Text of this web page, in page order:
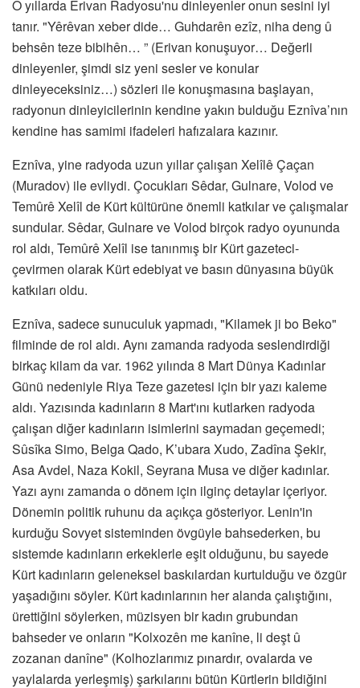
O yıllarda Erivan Radyosu'nu dinleyenler onun sesini iyi
tanır. "Yêrêvan xeber dide… Guhdarên ezîz, niha deng û
behsên teze bibihên… ” (Erivan konuşuyor… Değerli
dinleyenler, şimdi siz yeni sesler ve konular
dinleyeceksiniz…) sözleri ile konuşmasına başlayan,
radyonun dinleyicilerinin kendine yakın bulduğu Eznîva’nın
kendine has samimi ifadeleri hafızalara kazınır.
Eznîva, yine radyoda uzun yıllar çalışan Xelîlê Çaçan
(Muradov) ile evliydi. Çocukları Sêdar, Gulnare, Volod ve
Temûrê Xelîl de Kürt kültürüne önemli katkılar ve çalışmalar
sundular. Sêdar, Gulnare ve Volod birçok radyo oyununda
rol aldı, Temûrê Xelîl ise tanınmış bir Kürt gazeteci-
çevirmen olarak Kürt edebiyat ve basın dünyasına büyük
katkıları oldu.
Eznîva, sadece sunuculuk yapmadı, "Kilamek ji bo Beko"
filminde de rol aldı. Aynı zamanda radyoda seslendirdiği
birkaç kilam da var. 1962 yılında 8 Mart Dünya Kadınlar
Günü nedeniyle Riya Teze gazetesi için bir yazı kaleme
aldı. Yazısında kadınların 8 Mart'ını kutlarken radyoda
çalışan diğer kadınların isimlerini saymadan geçemedi;
Sûsîka Simo, Belga Qado, K’ubara Xudo, Zadîna Şekir,
Asa Avdel, Naza Kokil, Seyrana Musa ve diğer kadınlar.
Yazı aynı zamanda o dönem için ilginç detaylar içeriyor.
Dönemin politik ruhunu da açıkça gösteriyor. Lenin'in
kurduğu Sovyet sisteminden övgüyle bahsederken, bu
sistemde kadınların erkeklerle eşit olduğunu, bu sayede
Kürt kadınların geleneksel baskılardan kurtulduğu ve özgür
yaşadığını söyler. Kürt kadınlarının her alanda çalıştığını,
ürettiğini söylerken, müzisyen bir kadın grubundan
bahseder ve onların "Kolxozên me kanîne, li deşt û
zozanan danîne" (Kolhozlarımız pınardır, ovalarda ve
yaylalarda yerleşmiş) şarkılarını bütün Kürtlerin bildiğini